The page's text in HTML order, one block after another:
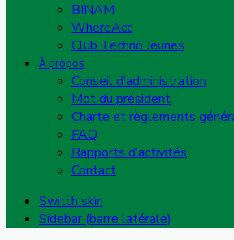
BINAM
WhereAcc
Club Techno Jeunes
À propos
Conseil d’administration
Mot du président
Charte et règlements
FAQ
Rapports d’activités
Contact
Switch skin
Sidebar (barre latérale)